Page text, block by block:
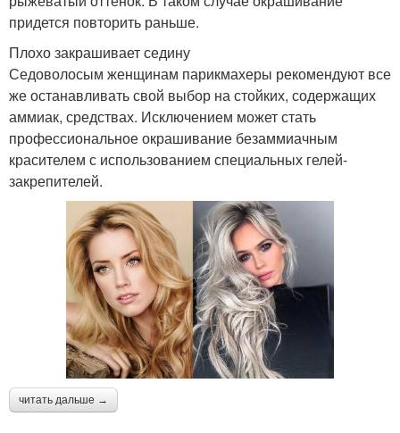
придется повторить раньше.
Плохо закрашивает седину
Седоволосым женщинам парикмахеры рекомендуют все
же останавливать свой выбор на стойких, содержащих
аммиак, средствах. Исключением может стать
профессиональное окрашивание безаммиачным
красителем с использованием специальных гелей-
закрепителей.
читать дальше →